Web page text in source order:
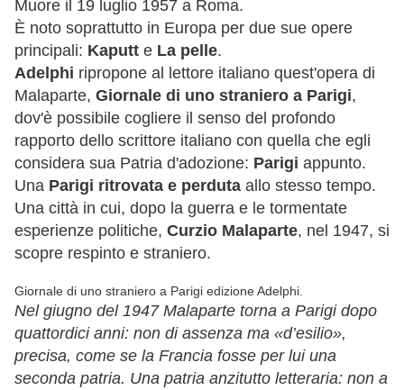
Muore il 19 luglio 1957 a Roma.
È noto soprattutto in Europa per due sue opere
principali: Kaputt e La pelle.
Adelphi ripropone al lettore italiano quest'opera di
Malaparte, Giornale di uno straniero a Parigi,
dov'è possibile cogliere il senso del profondo
rapporto dello scrittore italiano con quella che egli
considera sua Patria d'adozione: Parigi appunto.
Una Parigi ritrovata e perduta allo stesso tempo.
Una città in cui, dopo la guerra e le tormentate
esperienze politiche, Curzio Malaparte, nel 1947, si
scopre respinto e straniero.
Giornale di uno straniero a Parigi edizione Adelphi.
Nel giugno del 1947 Malaparte torna a Parigi dopo
quattordici anni: non di assenza ma «d’esilio»,
precisa, come se la Francia fosse per lui una
seconda patria. Una patria anzitutto letteraria: non a